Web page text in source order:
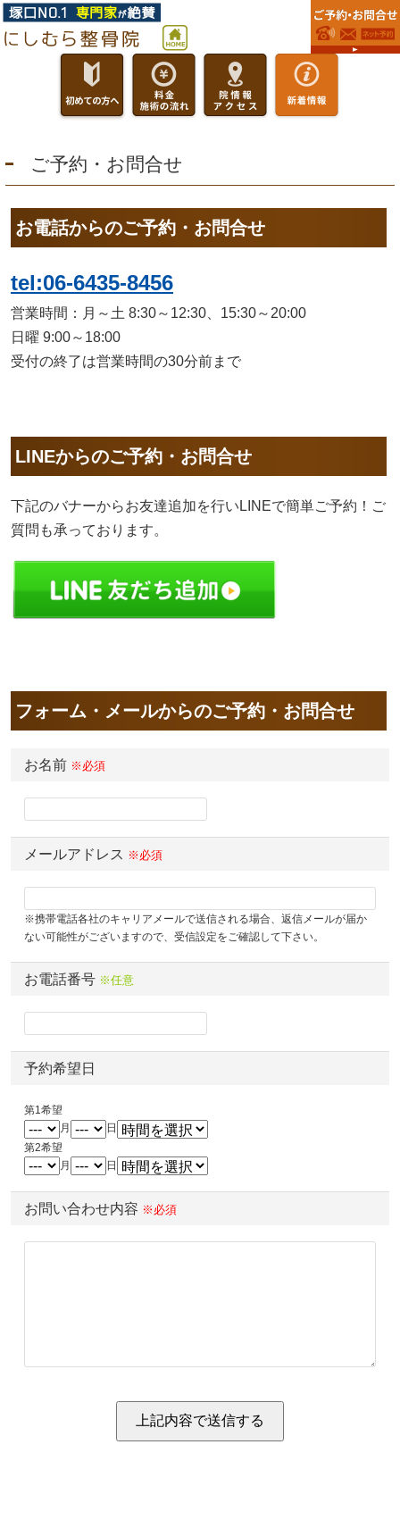
ご予約・お問合せ
お電話からのご予約・お問合せ
tel:06-6435-8456
営業時間：月～土 8:30～12:30、15:30～20:00
日曜 9:00～18:00
受付の終了は営業時間の30分前まで
LINEからのご予約・お問合せ
下記のバナーからお友達追加を行いLINEで簡単ご予約！ご
質問も承っております。
フォーム・メールからのご予約・お問合せ
お名前 ※必須
メールアドレス ※必須
※携帯電話各社のキャリアメールで送信される場合、返信メールが届か
ない可能性がございますので、受信設定をご確認して下さい。
お電話番号 ※任意
予約希望日
第1希望
月
日
第2希望
月
日
お問い合わせ内容 ※必須